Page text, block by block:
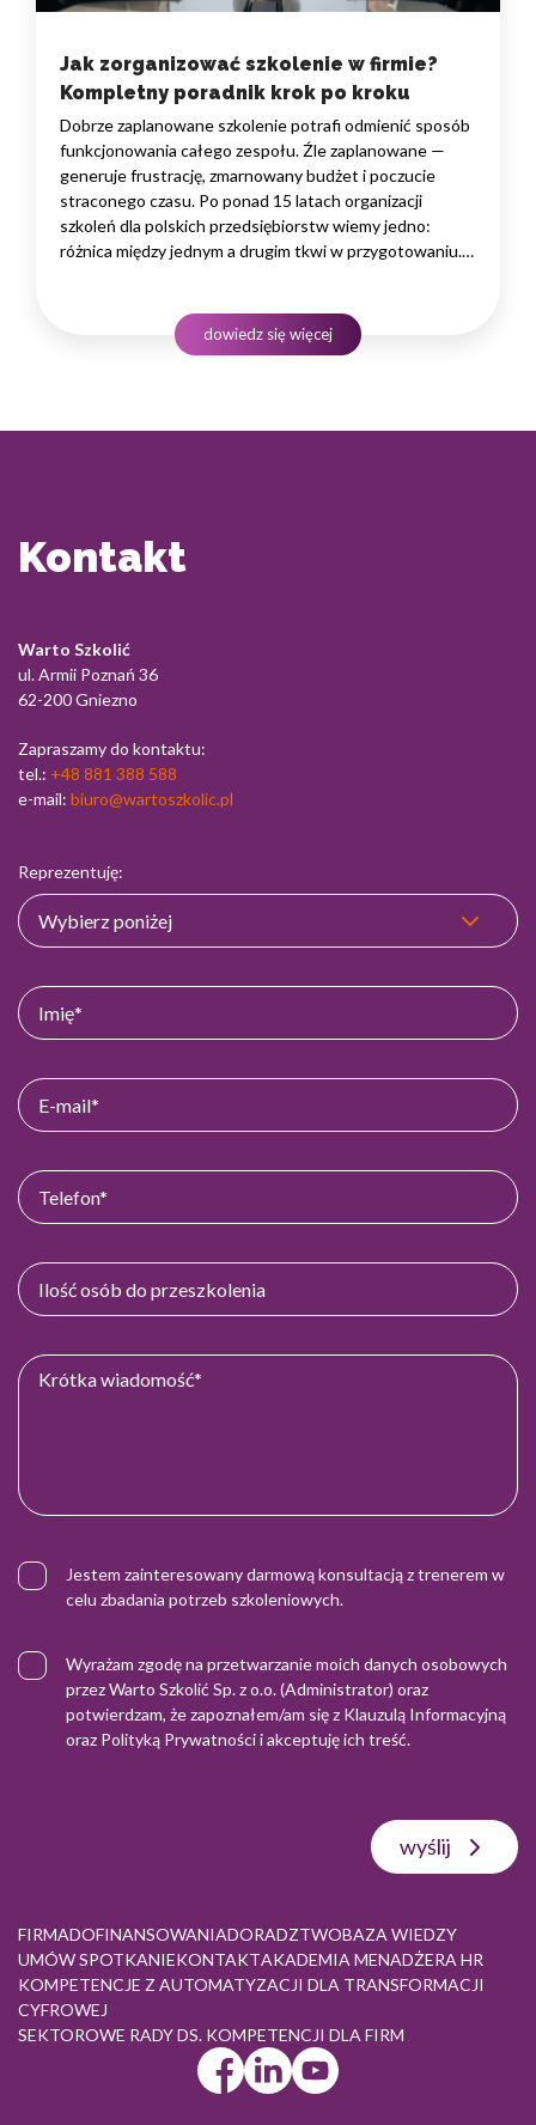
Jak zorganizować szkolenie w firmie?
Kompletny poradnik krok po kroku
Dobrze zaplanowane szkolenie potrafi odmienić sposób
funkcjonowania całego zespołu. Źle zaplanowane —
generuje frustrację, zmarnowany budżet i poczucie
straconego czasu. Po ponad 15 latach organizacji
szkoleń dla polskich przedsiębiorstw wiemy jedno:
różnica między jednym a drugim tkwi w przygotowaniu.
które faktycznie przyniesie rezultaty — niezależnie
dowiedz się więcej
Kontakt
Warto Szkolić
ul. Armii Poznań 36
62-200 Gniezno
Zapraszamy do kontaktu:
tel.: +48 881 388 588
e-mail: biuro@wartoszkolic.pl
Reprezentuję:
Jestem zainteresowany darmową konsultacją z trenerem w
celu zbadania potrzeb szkoleniowych.
Wyrażam zgodę na przetwarzanie moich danych osobowych
przez Warto Szkolić Sp. z o.o. (Administrator) oraz
potwierdzam, że zapoznałem/am się z Klauzulą Informacyjną
oraz Polityką Prywatnościi akceptuję ich treść.
wyślij
FIRMADOFINANSOWANIADORADZTWOBAZA WIEDZY
UMÓW SPOTKANIEKONTAKTAKADEMIA MENADŻERA HR
KOMPETENCJE Z AUTOMATYZACJI DLA TRANSFORMACJI
CYFROWEJ
SEKTOROWE RADY DS. KOMPETENCJI DLA FIRM